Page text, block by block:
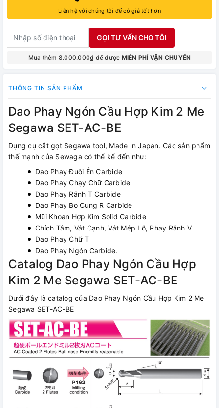
Liên hệ với chúng tôi để có giá tốt hơn
GỌI TƯ VẤN CHO TÔI
Mua thêm 8.000.000₫ để được MIỄN PHÍ VẬN CHUYỂN
THÔNG TIN SẢN PHẨM
Dao Phay Ngón Cầu Hợp Kim 2 Me
Segawa SET-AC-BE
Dụng cụ cắt gọt Segawa tool, Made In Japan. Các sản phẩm
thế mạnh của Sewaga có thể kể đến như:
Dao Phay Đuôi Én Carbide
Dao Phay Chạy Chữ Carbide
Dao Phay Rãnh T Carbide
Dao Phay Bo Cung R Carbide
Mũi Khoan Hợp Kim Solid Carbide
Chích Tâm, Vát Cạnh, Vát Mép Lỗ, Phay Rãnh V
Dao Phay Chữ T
Dao Phay Ngón Carbide.
Catalog Dao Phay Ngón Cầu Hợp
Kim 2 Me Segawa SET-AC-BE
Dưới đây là catalog của Dao Phay Ngón Cầu Hợp Kim 2 Me
Segawa SET-AC-BE